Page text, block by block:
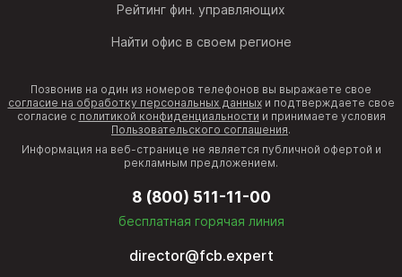
Рейтинг фин. управляющих
Найти офис в своем регионе
Позвонив на один из номеров телефонов вы выражаете свое
согласие на обработку персональных данныхи подтверждаете свое
согласие с политикой конфиденциальности и принимаете условия
Пользовательского соглашения.
Информация на веб-странице не является публичной офертой и
рекламным предложением.
8 (800) 511-11-00
бесплатная горячая линия
director@fcb.expert